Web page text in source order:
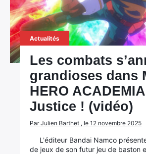
Actualités
Les combats
grandioses dans
HERO
Justice ! (vidéo)
Par Julien Barthet , le 12 novembre 2025
L'éditeur Bandai Namco
de jeux de son futur jeu de baston
: